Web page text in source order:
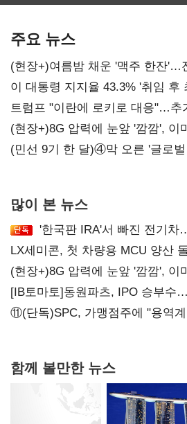
주요 뉴스
(현장+)여름밤 채운 '맥주 한잔'…
이 대통령 지지율 43.3% '취임
'하락'
트럼프 "이란에 로키로 대응"…추
압박 시사
(현장+)8G 압력에 눈앞 '깜깜',
화려한 에어쇼 뒤 땀방울
(민선 9기 한 달)④막 오른 '글로
많이 본 뉴스
'한국판 IRA'서 빠진 전기
LX세미콘, 첫 차량용 MCU 양산
공급
(현장+)8G 압력에 눈앞 '깜깜',
화려한 에어쇼 뒤 땀방울
[IB토마토]동원파츠, IPO 승부수
이면은 고객 편중
⑪(단독)SPC, 가맹점주에 "용역
함께 볼만한 뉴스